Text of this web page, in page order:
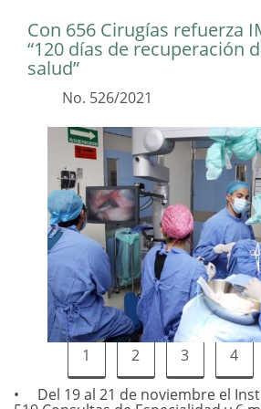
Con 656 Cirugías refuerza
“120 días de recuperación
salud”
No. 526/2021
1 2 3 4
Del 19 al 21 de noviembre el